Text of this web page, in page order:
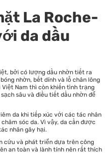
La Roche-
da dầu
bởi có lượng dầu nhờn tiết ra
nhờn, bết dính và lỗ chân lông
Nam thì còn khiến tình trạng
sâu và điều tiết dầu nhờn để
da khi tiếp xúc với các tác nhân
sóc da. Vì vậy, da cần được
nhân gây hại.
cứu và phát triển dựa trên công
an toàn và lành tính nên rất thích